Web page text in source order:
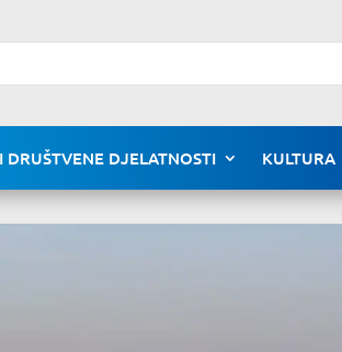
DJELATNOSTI KULTURA